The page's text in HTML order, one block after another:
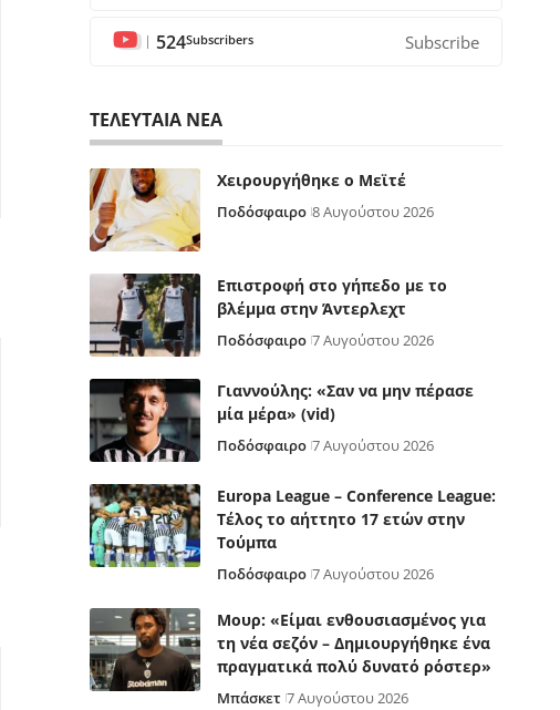
524Subscribers Subscribe
ΤΕΛΕΥΤΑΙΑ ΝΕΑ
Χειρουργήθηκε ο Μεϊτέ
Ποδόσφαιρο 8 Αυγούστου 2026
Επιστροφή στο γήπεδο με το
βλέμμα στην Άντερλεχτ
Ποδόσφαιρο 7 Αυγούστου 2026
Γιαννούλης: «Σαν να μην πέρασε
μία μέρα» (vid)
Ποδόσφαιρο 7 Αυγούστου 2026
Europa League – Conference League:
Τέλος το αήττητο 17 ετών στην
Τούμπα
Ποδόσφαιρο 7 Αυγούστου 2026
Μουρ: «Είμαι ενθουσιασμένος για
τη νέα σεζόν – Δημιουργήθηκε ένα
πραγματικά πολύ δυνατό ρόστερ»
Μπάσκετ 7 Αυγούστου 2026